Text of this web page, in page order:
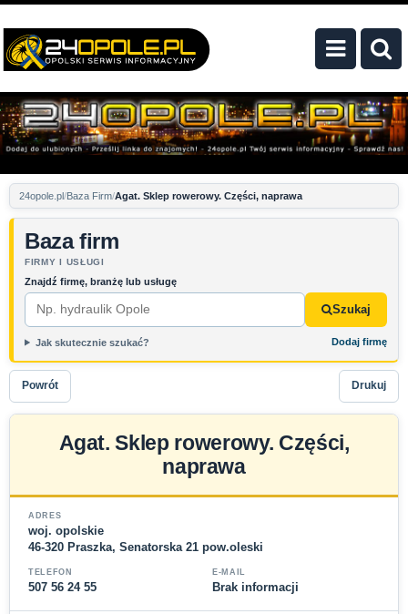
24opole.pl Baza Firm Agat. Sklep rowerowy. Części, naprawa
Baza firm
FIRMY I USŁUGI
Znajdź firmę, branżę lub usługę
Szukaj
Jak skutecznie szukać? Dodaj firmę
Powrót Drukuj
Agat. Sklep rowerowy. Części,
naprawa
ADRES
woj. opolskie
46-320 Praszka, Senatorska 21 pow.oleski
TELEFON
507 56 24 55
E-MAIL
Brak informacji